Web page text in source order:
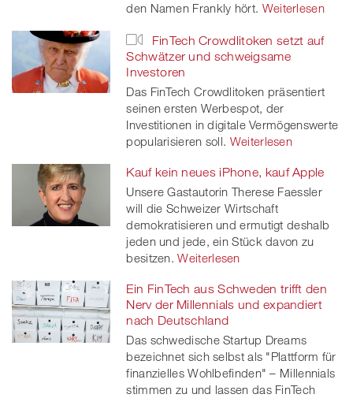
den Namen Frankly hört. Weiterlesen
FinTech Crowdlitoken setzt auf
Schwätzer und schweigsame
Investoren
Das FinTech Crowdlitoken präsentiert
seinen ersten Werbespot, der
Investitionen in digitale Vermögenswerte
popularisieren soll. Weiterlesen
Kauf kein neues iPhone, kauf Apple
Unsere Gastautorin Therese Faessler
will die Schweizer Wirtschaft
demokratisieren und ermutigt deshalb
jeden und jede, ein Stück davon zu
besitzen. Weiterlesen
Ein FinTech aus Schweden trifft den
Nerv der Millennials und expandiert
nach Deutschland
Das schwedische Startup Dreams
bezeichnet sich selbst als "Plattform für
finanzielles Wohlbefinden" – Millennials
stimmen zu und lassen das FinTech